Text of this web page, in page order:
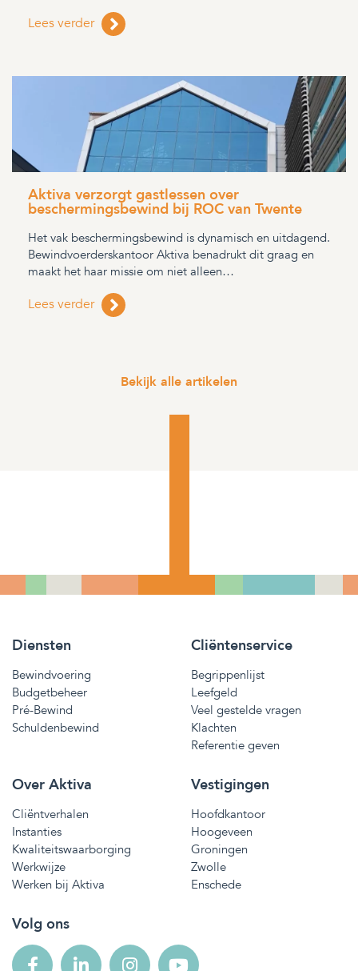
Lees verder
Aktiva verzorgt gastlessen over
beschermingsbewind bij ROC van Twente
Het vak beschermingsbewind is dynamisch en uitdagend.
Bewindvoerderskantoor Aktiva benadrukt dit graag en
maakt het haar missie om niet alleen…
Lees verder
Bekijk alle artikelen
Diensten
Bewindvoering
Budgetbeheer
Pré-Bewind
Schuldenbewind
Cliëntenservice
Begrippenlijst
Leefgeld
Veel gestelde vragen
Klachten
Referentie geven
Over Aktiva
Cliëntverhalen
Instanties
Kwaliteitswaarborging
Werkwijze
Werken bij Aktiva
Vestigingen
Hoofdkantoor
Hoogeveen
Groningen
Zwolle
Enschede
Volg ons